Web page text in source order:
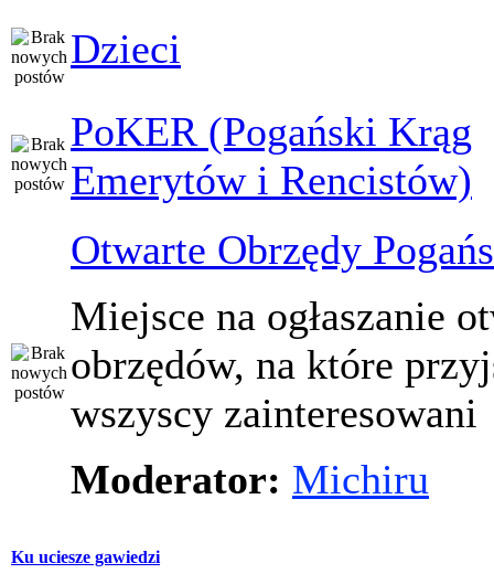
Dzieci
PoKER (Pogański Krąg
Emerytów i Rencistów)
Otwarte Obrzędy
Miejsce na ogłaszanie
obrzędów, na które
wszyscy zainteresowani
Moderator: Michiru
Ku uciesze gawiedzi